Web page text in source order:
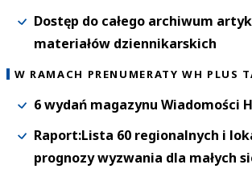
Dostęp do całego archiwum
materiałów dziennikarskich
W RAMACH PRENUMERATY WH PLUS
6 wydań magazynu Wiadomości
Raport:Lista 60 regionalnych i
prognozy wyzwania dla małych